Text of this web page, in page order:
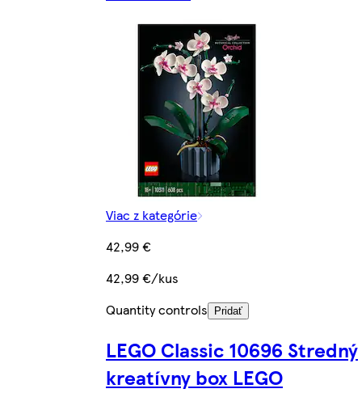
Viac z kategórie
42,99 €
42,99 €/kus
Quantity controls
Pridať
LEGO Classic 10696 Stredný
kreatívny box LEGO